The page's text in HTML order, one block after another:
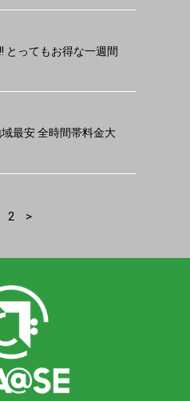
とってもお得な一週間
域最安 全時間帯料金大
2 >